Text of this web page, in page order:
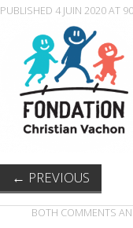
PUBLISHED 4 JUIN 2020AT
← PREVIOUS
BOTH COMMENTS